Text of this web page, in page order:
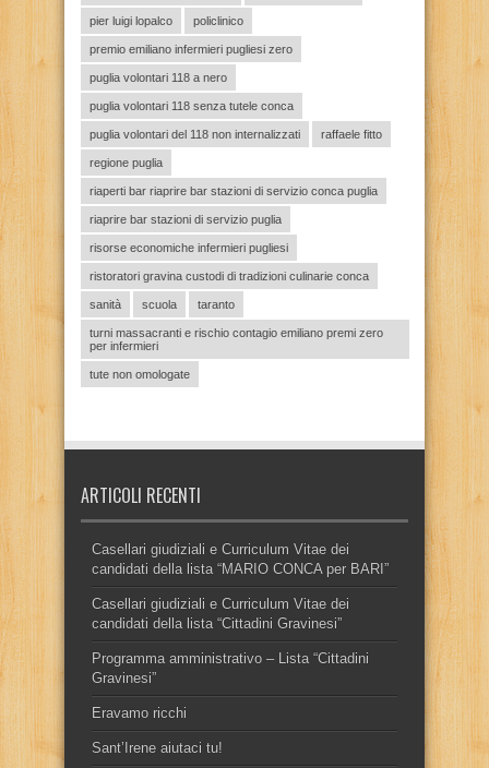
pier luigi lopalco policlinico
premio emiliano infermieri pugliesi zero
puglia volontari 118 a nero
puglia volontari 118 senza tutele conca
puglia volontari del 118 non internalizzati raffaele fitto
regione puglia
riaperti bar riaprire bar stazioni di servizio conca puglia
riaprire bar stazioni di servizio puglia
risorse economiche infermieri pugliesi
ristoratori gravina custodi di tradizioni culinarie conca
sanità scuola taranto
turni massacranti e rischio contagio emiliano premi zero
per infermieri
tute non omologate
ARTICOLI RECENTI
Casellari giudiziali e Curriculum Vitae dei
candidati della lista “MARIO CONCA per BARI”
Casellari giudiziali e Curriculum Vitae dei
candidati della lista “Cittadini Gravinesi”
Programma amministrativo – Lista “Cittadini
Gravinesi”
Eravamo ricchi
Sant’Irene aiutaci tu!